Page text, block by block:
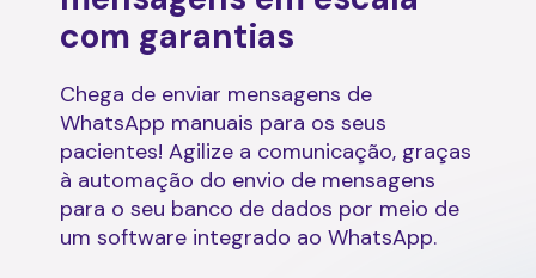
com garantias
Chega de enviar mensagens de
WhatsApp manuais para os seus
pacientes! Agilize a comunicação, graças
à automação do envio de mensagens
para o seu banco de dados por meio de
um software integrado ao WhatsApp.